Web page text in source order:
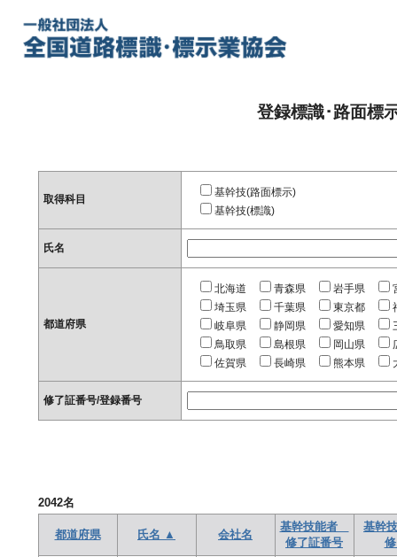
登録標識･路面標
取得科目
基幹技(路面標示)
基幹技(標識)
氏名
都道府県
北海道 青森県 岩手県
埼玉県
千葉県 東京都
岐阜県
静岡県 愛知県
鳥取県
島根県 岡山県
佐賀県
長崎県 熊本県
修了証番号/登録番号
2042名
都道府県 氏名 ▲ 会社名
基幹技能者
修了証番号
基幹